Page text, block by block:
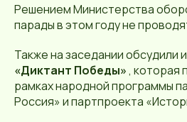
Решением Министерства
парады в этом году не
Также на заседании обсудили
«Диктант Победы», которая
рамках народной программы
Россия» и партпроекта